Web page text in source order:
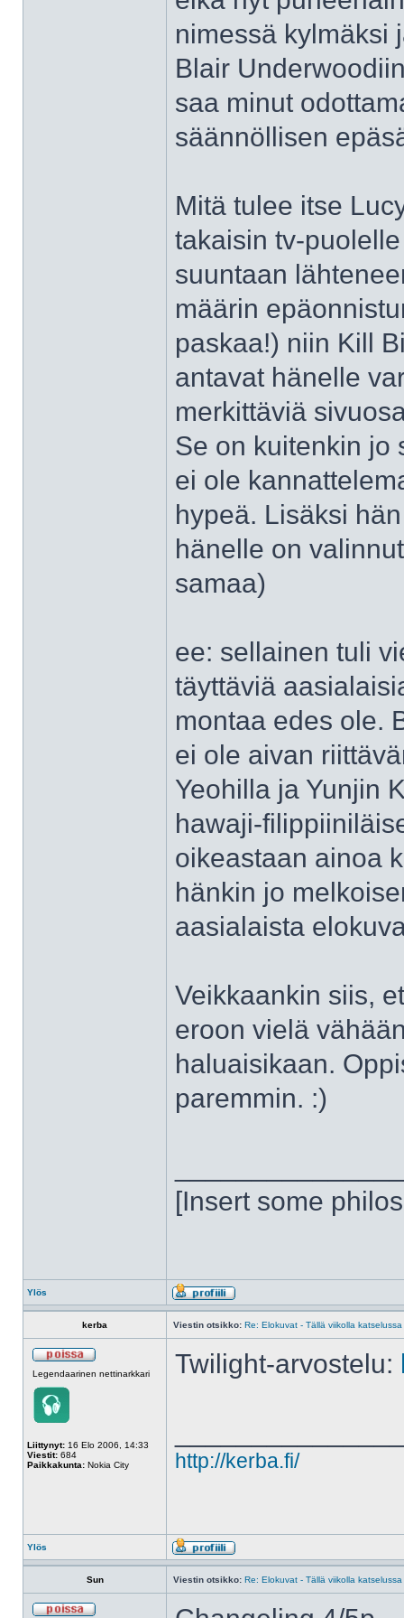
nimessä kylmäksi
Blair
saa minut
säännöllisen
Mitä tulee itse
takaisin tv-
suuntaan
määrin
paskaa!) niin Kill
antavat hänelle
merkittäviä
Se on kuitenkin jo
ei ole
hypeä. Lisäksi
hänelle on
samaa)
ee: sellainen tuli
täyttäviä
montaa edes ole.
ei ole aivan
Yeohilla ja Yunjin
hawaji-
oikeastaan ainoa
hänkin jo
aasialaista
Veikkaankin siis,
eroon vielä
haluaisikaan.
paremmin. :)
[Insert some
Ylös
kerba Viestin otsikko: Re: Elokuvat - Tällä viikolla katselussa
Legendaarinen nettinarkkari
Liittynyt: 16 Elo 2006, 14:33
Viestit: 684
Paikkakunta: Nokia City
Twilight-arvostelu:
http://kerba.fi/
Ylös
Sun Viestin otsikko: Re: Elokuvat - Tällä viikolla katselussa